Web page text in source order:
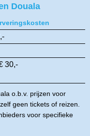
Douala
30,-
o.b.v. prijzen voor
geen tickets of reizen.
voor specifieke